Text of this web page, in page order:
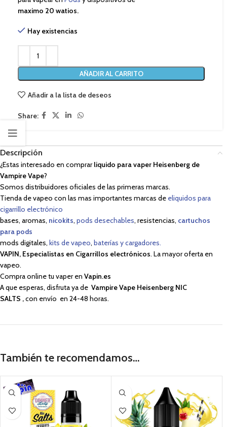
maximo 20 watios.
Hay existencias
AÑADIR AL CARRITO
Añadir a la lista de deseos
Share:
Descripción
¿Estas interesado en comprarliquido para vaper Heisenberg de
Vampire Vape?
Somos distribuidores oficiales de las primeras marcas.
Tienda de vapeo con las mas importantes marcas de eliquidos para
cigarrillo electrónico
bases, aromas, nicokits, pods desechables, resistencias, cartuchos
para pods
mods digitales, kits de vapeo, baterías y cargadores.
VAPIN, Especialistas en Cigarrillos electrónicos. La mayor oferta en
vapeo.
Compra online tu vaper en Vapin.es
A que esperas, disfruta ya de Vampire Vape Heisenberg NIC
SALTS ,con envío en 24-48 horas.
También te recomendamos…